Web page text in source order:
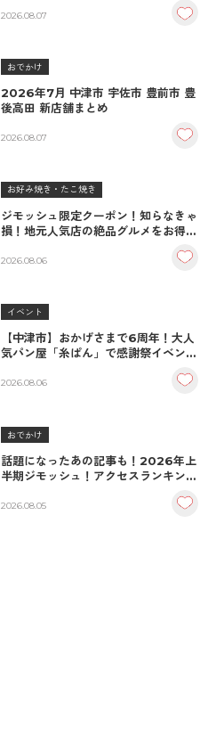
＆生姜焼き！
2026.08.07
おでかけ
2026年7月 中津市 宇佐市 豊前市 豊
後高田 新店舗まとめ
2026.08.07
お好み焼き・たこ焼き
ジモッシュ限定クーポン！知らなきゃ
損！地元人気店の絶品グルメをお得に
2026.08.06
イベント
【中津市】おかげさまで6周年！大人
気パン屋「糸ぱん」で感謝祭イベント
♪（8/7〜8/9）
2026.08.06
おでかけ
話題になったあの記事も！2026年上
半期ジモッシュ！アクセスランキング
2026.08.05